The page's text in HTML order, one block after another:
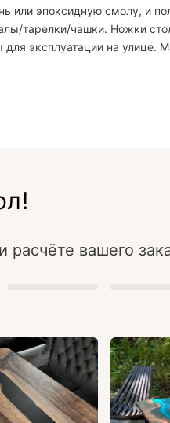
эпоксидную смолу, и
тарелки/чашки. Ножки
эксплуатации на улице.
расчёте вашего